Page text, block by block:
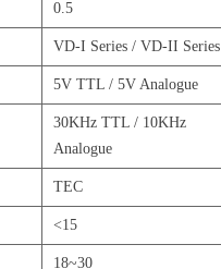
0.5
VD-I Series / VD-II Series
5V TTL / 5V Analogue
30KHz TTL / 10KHz
Analogue
TEC
<15
18~30